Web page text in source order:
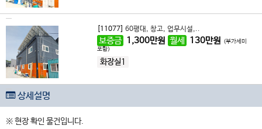
[11077] 60평대, 창고, 업무시설,..
보증금 1,300만원 월세 130만원 (부가세미
포함)
화장실1
상세설명
※ 현장 확인 물건입니다.